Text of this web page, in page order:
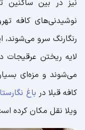
نیز در بین ساکنین
نوشیدنی‌های کافه
رنگارنگ سرو می‌شوند،
لایه ریختن عرقیجات
می‌شوند و مزه‌ای
کافه قبلا در باغ
ویلا نقل مکان کرده